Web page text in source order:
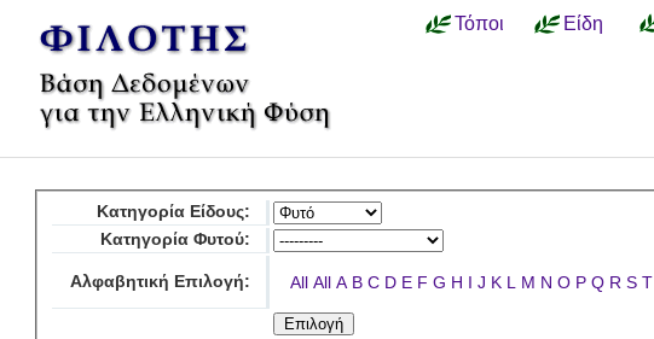
Τόποι Είδη
Κατηγορία Είδους:
Κατηγορία Φυτού:
Αλφαβητική Επιλογή: All All A B C D E F G H I J K L M N O P Q R S T